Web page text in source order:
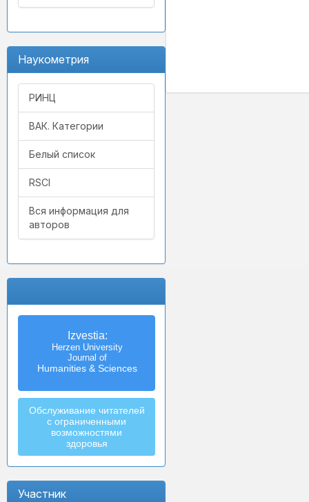
Наукометрия
РИНЦ
ВАК. Категории
Белый список
RSCI
Вся информация для
авторов
Izvestia:
Herzen University
Journal of
Humanities & Sciences
Обслуживание читателей
с ограниченными
возможностями
здоровья
Участник